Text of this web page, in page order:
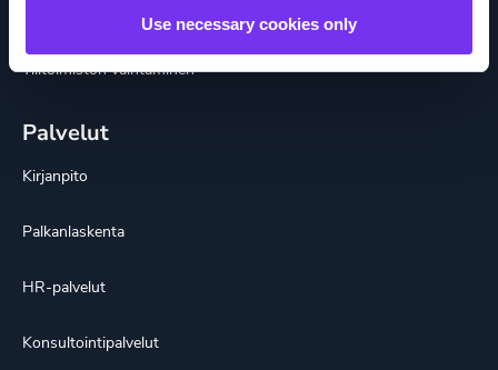
Use necessary cookies only
Talouspäällikköpalvelut
Tilitoimiston vaihtaminen
Palvelut
Kirjanpito
Palkanlaskenta
HR-palvelut
Konsultointipalvelut